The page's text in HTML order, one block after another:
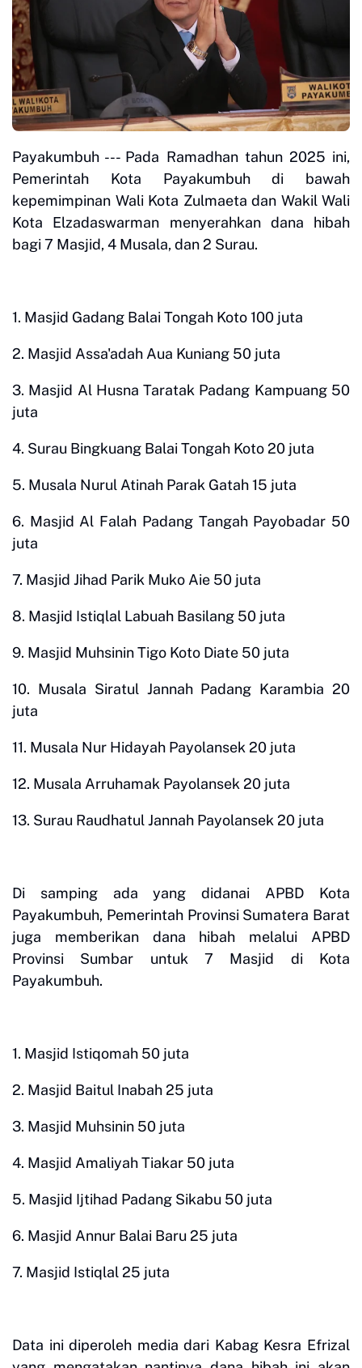
Payakumbuh --- Pada Ramadhan tahun 2025 ini,
Pemerintah Kota Payakumbuh di bawah
kepemimpinan Wali Kota Zulmaeta dan Wakil Wali
Kota Elzadaswarman menyerahkan dana hibah
bagi 7 Masjid, 4 Musala, dan 2 Surau.
1. Masjid Gadang Balai Tongah Koto 100 juta
2. Masjid Assa'adah Aua Kuniang 50 juta
3. Masjid Al Husna Taratak Padang Kampuang 50
juta
4. Surau Bingkuang Balai Tongah Koto 20 juta
5. Musala Nurul Atinah Parak Gatah 15 juta
6. Masjid Al Falah Padang Tangah Payobadar 50
juta
7. Masjid Jihad Parik Muko Aie 50 juta
8. Masjid Istiqlal Labuah Basilang 50 juta
9. Masjid Muhsinin Tigo Koto Diate 50 juta
10. Musala Siratul Jannah Padang Karambia 20
juta
11. Musala Nur Hidayah Payolansek 20 juta
12. Musala Arruhamak Payolansek 20 juta
13. Surau Raudhatul Jannah Payolansek 20 juta
Di samping ada yang didanai APBD Kota
Payakumbuh, Pemerintah Provinsi Sumatera Barat
juga memberikan dana hibah melalui APBD
Provinsi Sumbar untuk 7 Masjid di Kota
Payakumbuh.
1. Masjid Istiqomah 50 juta
2. Masjid Baitul Inabah 25 juta
3. Masjid Muhsinin 50 juta
4. Masjid Amaliyah Tiakar 50 juta
5. Masjid Ijtihad Padang Sikabu 50 juta
6. Masjid Annur Balai Baru 25 juta
7. Masjid Istiqlal 25 juta
Data ini diperoleh media dari Kabag Kesra Efrizal